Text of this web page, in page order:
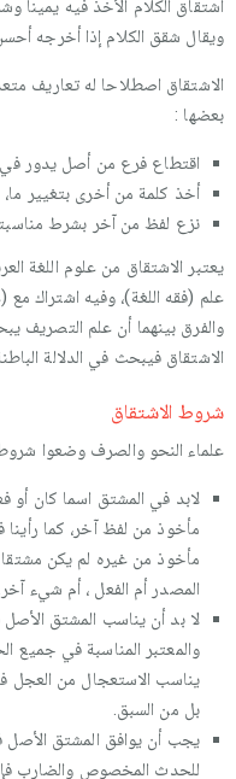
اشتقاق الكلام الأخذ فيه يمينا
ويقال شقق الكلام إذا أخرجه
الاشتقاق اصطلاحا له تعاريف
بعضها :
اقتطاع فرع من أصل يدور
أخذ كلمة من أخرى بتغيير
نزع لفظ من آخر بشرط
يعتبر الاشتقاق من علوم اللغة
علم (فقه اللغة)، وفيه اشتراك
والفرق بينهما أن علم التصريف
الاشتقاق فيبحث في الدلالة
شروط الاشتقاق
علماء النحو والصرف وضعوا
لابد في المشتق اسما كان أو
مأخوذ من لفظ آخر، كما
مأخوذ من غيره لم يكن مشتقا
المصدر أم الفعل ، أم شيء
لا بد أن يناسب المشتق
والمعتبر المناسبة في جميع
يناسب الاستعجال من العجل
بل من السبق.
يجب أن يوافق المشتق الأصل
للحدث المخصوص والضارب